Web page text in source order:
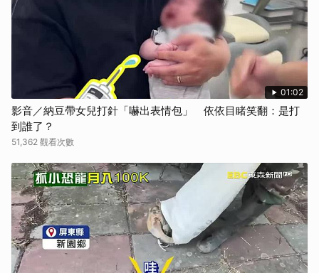
01:02
影音／納豆帶女兒打針「嚇出表情包」 依依目睹笑翻：是打
到誰了？
51,362 觀看次數